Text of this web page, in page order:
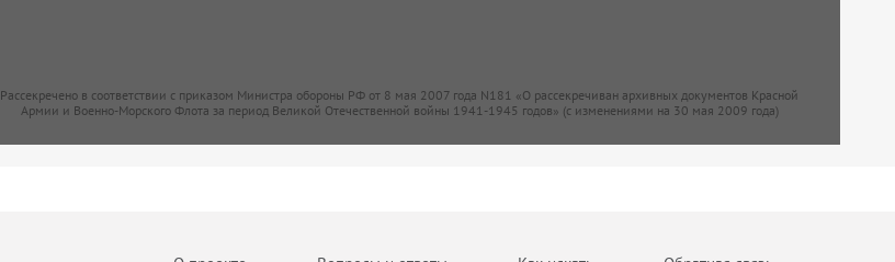
Рассекречено в соответствии с приказом Министра обороны РФ от 8 мая 2007 года N181 «О рассекречиван архивных документов Красной
Армии и Военно-Морского Флота за период Великой Отечественной войны 1941-1945 годов» (с изменениями на 30 мая 2009 года)